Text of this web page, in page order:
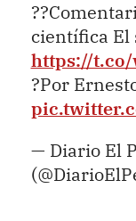
científica El
https://t.co/
?Por
— Diario El